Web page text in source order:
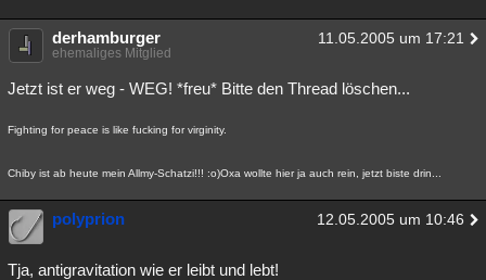
derhamburger 11.05.2005 um 17:21
ehemaliges Mitglied
Jetzt ist er weg - WEG! *freu* Bitte den Thread löschen...
Fighting for peace is like fucking for virginity.
Chiby ist ab heute mein Allmy-Schatzi!!! :o)Oxa wollte hier ja auch rein, jetzt biste drin...
polyprion 12.05.2005 um 10:46
Tja, antigravitation wie er leibt und lebt!